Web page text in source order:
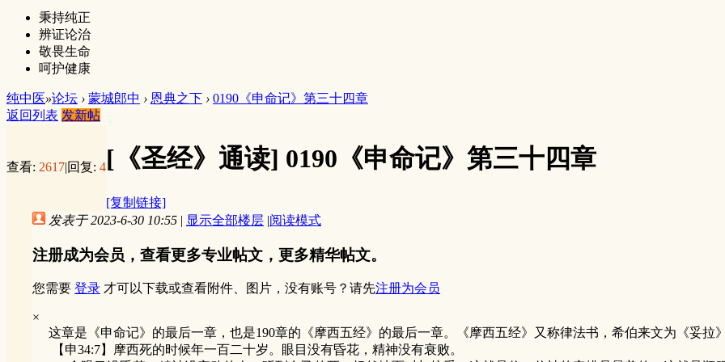
秉持纯正
辨证论治
敬畏生命
呵护健康
纯中医»论坛 › 蒙城郎中 › 恩典之下 › 0190《申命记》第三十四章
返回列表 发新帖
查看: 2617|回复: 4[《圣经》通读] 0190《申命记》第三十四章
[复制链接]
发表于 2023-6-30 10:55 | 显示全部楼层 |阅读模式
注册成为会员，查看更多专业帖文，更多精华帖文。
您需要 登录 才可以下载或查看附件、图片，没有账号？请先注册为会员
×
这章是《申命记》的最后一章，也是190章的《摩西五经》的最后一章。《摩西五经》又称律法书，希伯来文为《妥拉》
【申34:7】摩西死的时候年一百二十岁。眼目没有昏花，精神没有衰败。